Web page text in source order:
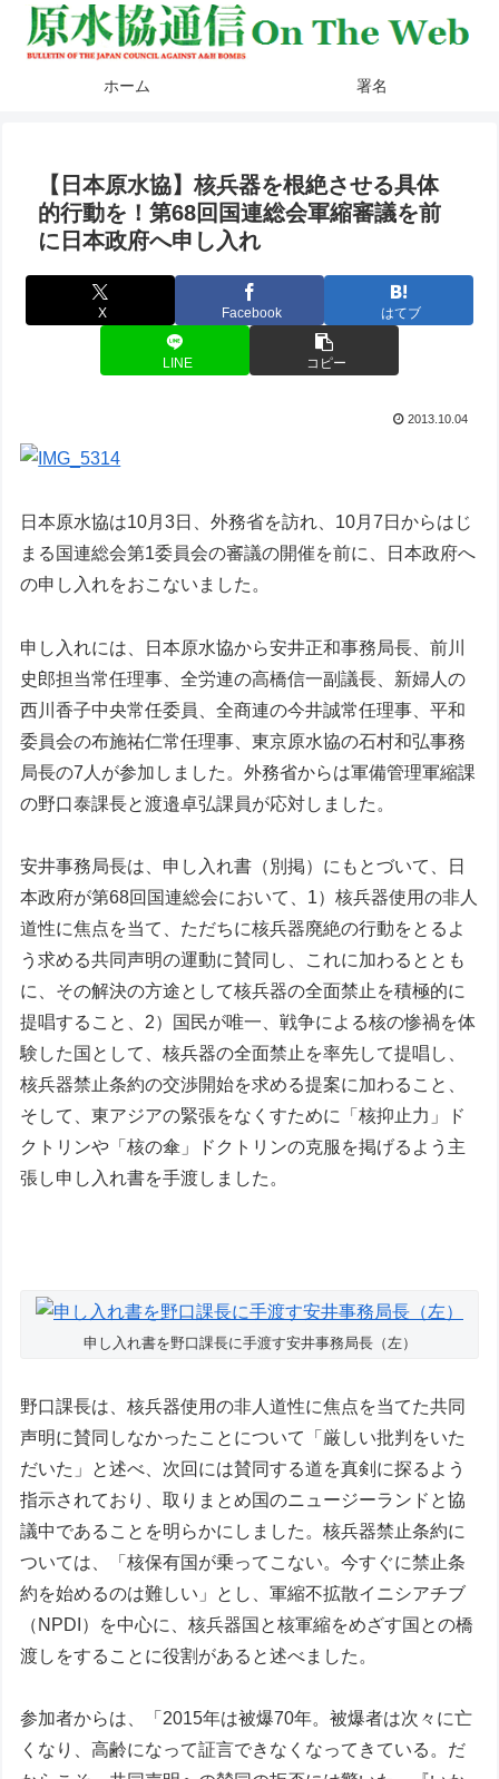
ホーム 署名
【日本原水協】核兵器を根絶させる具体
的行動を！第68回国連総会軍縮審議を前
に日本政府へ申し入れ
X Facebook はてブ
LINE コピー
2013.10.04
日本原水協は10月3日、外務省を訪れ、10月7日からはじ
まる国連総会第1委員会の審議の開催を前に、日本政府へ
の申し入れをおこないました。
申し入れには、日本原水協から安井正和事務局長、前川
史郎担当常任理事、全労連の高橋信一副議長、新婦人の
西川香子中央常任委員、全商連の今井誠常任理事、平和
委員会の布施祐仁常任理事、東京原水協の石村和弘事務
局長の7人が参加しました。外務省からは軍備管理軍縮課
の野口泰課長と渡邉卓弘課員が応対しました。
安井事務局長は、申し入れ書（別掲）にもとづいて、日
本政府が第68回国連総会において、1）核兵器使用の非人
道性に焦点を当て、ただちに核兵器廃絶の行動をとるよ
う求める共同声明の運動に賛同し、これに加わるととも
に、その解決の方途として核兵器の全面禁止を積極的に
提唱すること、2）国民が唯一、戦争による核の惨禍を体
験した国として、核兵器の全面禁止を率先して提唱し、
核兵器禁止条約の交渉開始を求める提案に加わること、
そして、東アジアの緊張をなくすために「核抑止力」ド
クトリンや「核の傘」ドクトリンの克服を掲げるよう主
張し申し入れ書を手渡しました。
申し入れ書を野口課長に手渡す安井事務局長（左）
野口課長は、核兵器使用の非人道性に焦点を当てた共同
声明に賛同しなかったことについて「厳しい批判をいた
だいた」と述べ、次回には賛同する道を真剣に探るよう
指示されており、取りまとめ国のニュージーランドと協
議中であることを明らかにしました。核兵器禁止条約に
ついては、「核保有国が乗ってこない。今すぐに禁止条
約を始めるのは難しい」とし、軍縮不拡散イニシアチブ
（NPDI）を中心に、核兵器国と核軍縮をめざす国との橋
渡しをすることに役割があると述べました。
参加者からは、「2015年は被爆70年。被爆者は次々に亡
くなり、高齢になって証言できなくなってきている。だ